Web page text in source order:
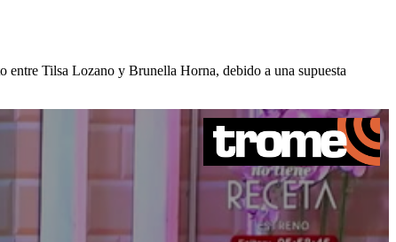
entre Tilsa Lozano y Brunella Horna, debido a una supuesta